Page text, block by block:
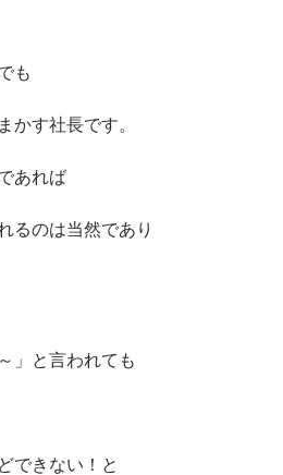
も
かす社長です。
あれば
るのは当然であり
」と言われても
できない！と